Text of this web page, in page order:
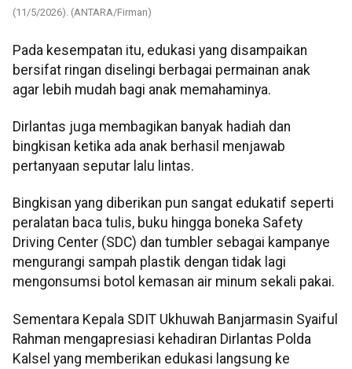
(11/5/2026). (ANTARA/Firman)
Pada kesempatan itu, edukasi yang disampaikan
bersifat ringan diselingi berbagai permainan anak
agar lebih mudah bagi anak memahaminya.
Dirlantas juga membagikan banyak hadiah dan
bingkisan ketika ada anak berhasil menjawab
pertanyaan seputar lalu lintas.
Bingkisan yang diberikan pun sangat edukatif seperti
peralatan baca tulis, buku hingga boneka Safety
Driving Center (SDC) dan tumbler sebagai kampanye
mengurangi sampah plastik dengan tidak lagi
mengonsumsi botol kemasan air minum sekali pakai.
Sementara Kepala SDIT Ukhuwah Banjarmasin Syaiful
Rahman mengapresiasi kehadiran Dirlantas Polda
Kalsel yang memberikan edukasi langsung ke